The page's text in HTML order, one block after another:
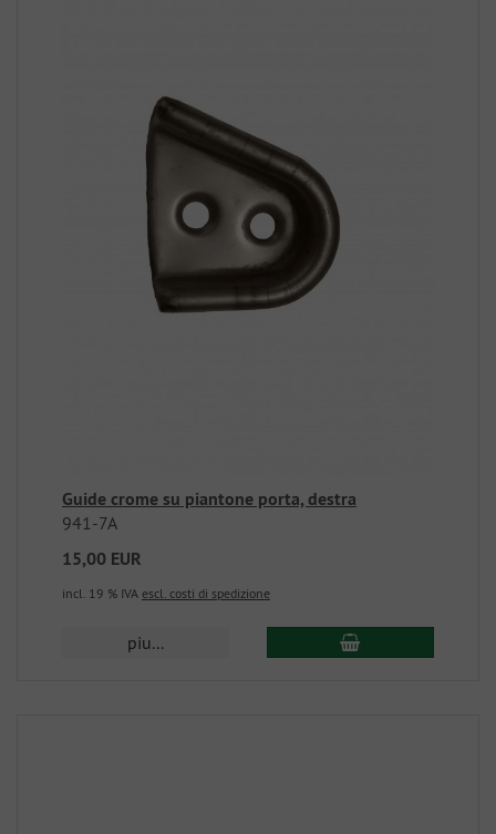
Guide crome su piantone porta, destra
941-7A
15,00 EUR
incl. 19 % IVA escl. costi di spedizione
piu...